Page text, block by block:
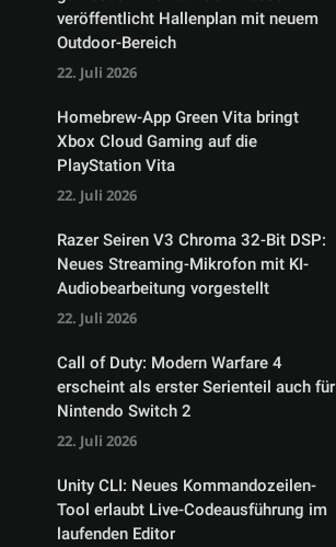
veröffentlicht Hallenplan mit neuem
Outdoor-Bereich
22. Juli 2026
Homebrew-App Green Vita bringt
Xbox Cloud Gaming auf die
PlayStation Vita
22. Juli 2026
Razer Seiren V3 Chroma 32-Bit DSP:
Neues Streaming-Mikrofon mit KI-
Audiobearbeitung vorgestellt
22. Juli 2026
Call of Duty: Modern Warfare 4
erscheint als erster Serienteil auch für
Nintendo Switch 2
22. Juli 2026
Unity CLI: Neues Kommandozeilen-
Tool erlaubt Live-Codeausführung im
laufenden Editor